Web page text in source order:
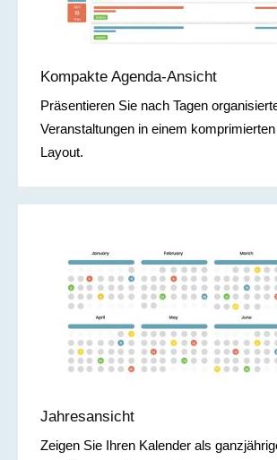
Kompakte Agenda-Ansicht
Präsentieren Sie nach Tagen
Veranstaltungen in einem
Layout.
Jahresansicht
Zeigen Sie Ihren Kalender als